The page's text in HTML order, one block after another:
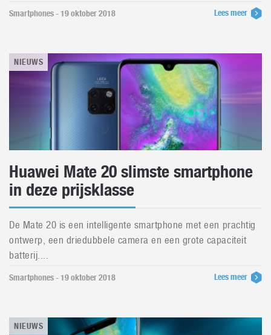
Smartphones - 19 oktober 2018 Lees meer
NIEUWS
Huawei Mate 20 slimste smartphone
in deze prijsklasse
De Mate 20 is een intelligente smartphone met een prachtig
ontwerp, een driedubbele camera en een grote capaciteit
batterij....
Smartphones - 19 oktober 2018 Lees meer
NIEUWS